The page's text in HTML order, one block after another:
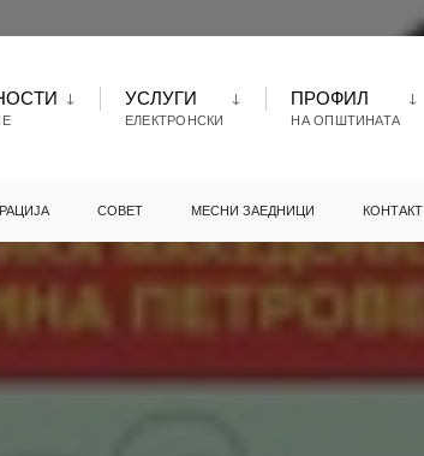
УСЛУГИ
ЕЛЕКТРОНСКИ
ПРОФИЛ
НА ОПШТИНАТА
СОВЕТ МЕСНИ ЗАЕДНИЦИ КОНТАКТ